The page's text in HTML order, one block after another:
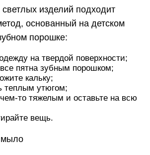
изделий подходит
основанный на детском
порошке:
на твердой поверхности;
пятна зубным порошком;
кальку;
теплым утюгом;
то тяжелым и оставьте на всю
вещь.
мыло